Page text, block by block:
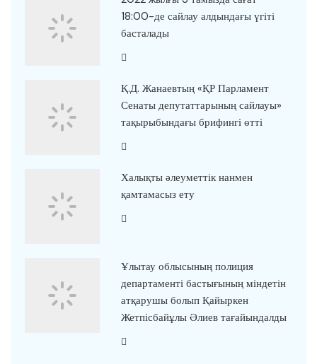
18:00-де сайлау алдындағы үгіті
басталады
Қ.Д. Жанаевтың «ҚР Парламент
Сенаты депутаттарының сайлауы»
тақырыбындағы брифингі өтті
Халықты әлеуметтік нанмен
қамтамасыз ету
Ұлытау облысының полиция
департаменті бастығының міндетін
атқарушы болып Қайыркен
Жетпісбайұлы Әлиев тағайындалды